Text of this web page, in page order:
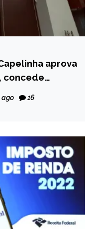
aprova
concede
ago 16